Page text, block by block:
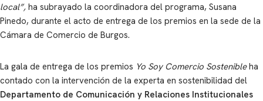
local”, ha subrayado la coordinadora del programa, Susana
Pinedo, durante el acto de entrega de los premios en la sede de la
Cámara de Comercio de Burgos.
La gala de entrega de los premios Yo Soy Comercio Sostenibleha
contado con la intervención de la experta en sostenibilidad del
Departamento de Comunicación y Relaciones Institucionales